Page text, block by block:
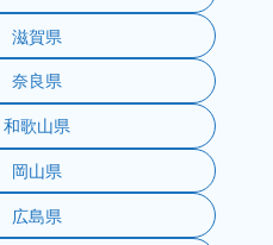
滋賀県
奈良県
和歌山県
岡山県
広島県